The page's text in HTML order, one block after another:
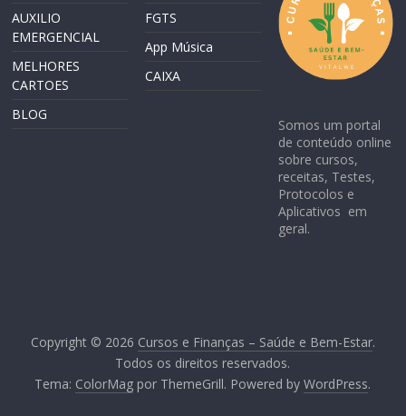
AUXILIO
EMERGENCIAL
MELHORES
CARTOES
BLOG
FGTS
App Música
CAIXA
Somos um portal
de conteúdo online
sobre cursos,
receitas, Testes,
Protocolos e
Aplicativos em
geral.
Copyright © 2026 Cursos e Finanças – Saúde e Bem-Estar.
Todos os direitos reservados.
Tema: ColorMag por ThemeGrill. Powered byWordPress.